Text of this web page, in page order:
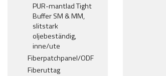
PUR-mantlad Tight
Buffer SM & MM,
slitstark
oljebeständig,
inne/ute
Fiberpatchpanel/ODF
Fiberuttag